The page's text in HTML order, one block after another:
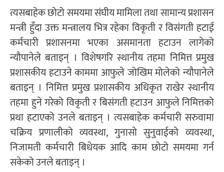
त्यसबाहेक छोटो समयमा संघीय मामिला तथा सामान्य प्रशासन
मन्त्री हुँदा उक्त मन्त्रालय भित्र रहेका विकृती र विसंगती हटाई
कर्मचारी प्रशासनमा भएका असमानता हटाउन लागेको
न्यौपानेले बताइन् । विशेषगरि स्थानीय तहमा निमित्त प्रमुख
प्रशासकीय हटाउने काममा आफुले जोखिम मोलेको न्यौपानेले
बताइन् । निमित्त प्रमुख प्रशासकीय अधिकृत राखेर स्थानीय
तहमा हुने गरेको विकृती र बिसंगती हटाउन आफुले निमित्तको
प्रथा हटाएको उनले बताइन् । त्यसबाहेक कर्मचारी सरुवामा
चक्रिय प्रणालीको व्यवस्था, गुनासो सुनुवाईको व्यवस्था,
निजामती कर्मचारी बिधेयक आदि काम छोटो समयमा गर्न
सकेको उनले बताइन् ।